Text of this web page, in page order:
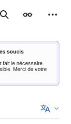
RechercherApparence
soucis
fait le nécessaire
Merci de votre